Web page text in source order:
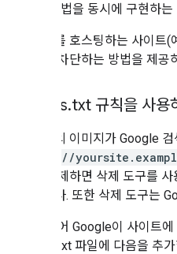
로 두 방법을 동시에 구현하
이미지를 호스팅하는 사이트
미지를 차단하는 방법을 제
robots.txt 규칙을 사용
사이트의 이미지가 Google
https://
지를 삭제하면 삭제 도구를
있습니다. 또한 삭제 도구는
예를 들어 Google이 사이트에
robots.txt 파일에 다음을 추